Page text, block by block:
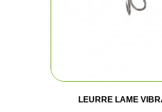
LEURRE LAME